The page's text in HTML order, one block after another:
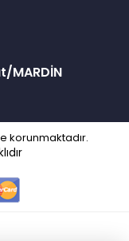
MARDİN
korunmaktadır.